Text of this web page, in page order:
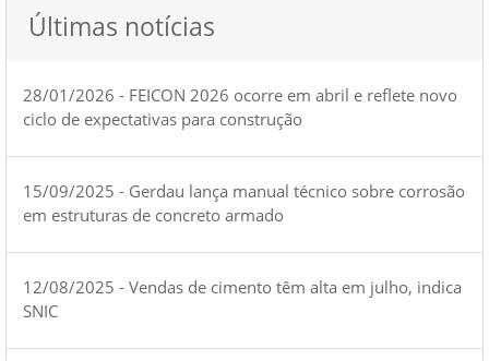
Últimas notícias
28/01/2026 - FEICON 2026 ocorre em abril e reflete novo
ciclo de expectativas para construção
15/09/2025 - Gerdau lança manual técnico sobre corrosão
em estruturas de concreto armado
12/08/2025 - Vendas de cimento têm alta em julho, indica
SNIC